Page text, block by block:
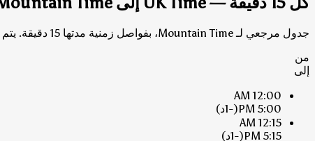
جدول مرجعي لـ Mountain Time، بفواصل زمنية مدتها 15 دقيقة. يتم عرض كل من الإجابات بتوقيت القياسي وتوقيت التوفير الضوئي حيثما تختلف.
من
إلى
12:00 AM
5:00 PM
(-1د)
12:15 AM
5:15 PM
(-1د)